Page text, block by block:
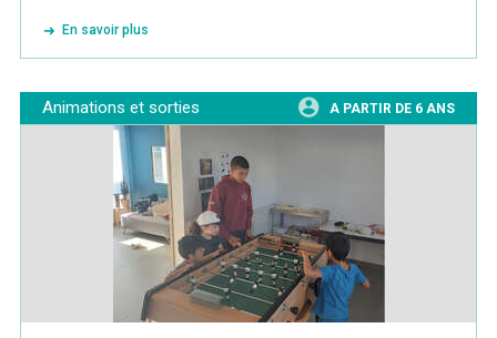
En savoir plus
Animations et sorties A PARTIR DE 6 ANS